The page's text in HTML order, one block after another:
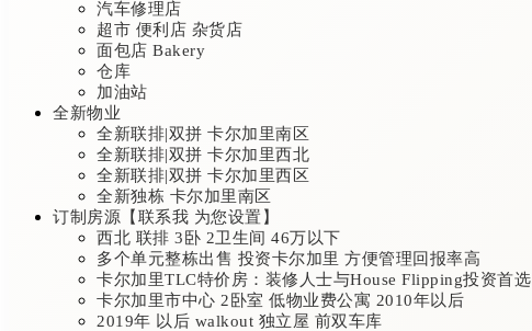
汽车修理店
超市 便利店 杂货店
面包店 Bakery
仓库
加油站
全新物业
全新联排|双拼 卡尔加里南区
全新联排|双拼 卡尔加里西北
全新联排|双拼 卡尔加里西区
全新独栋 卡尔加里南区
订制房源【联系我 为您设置】
西北 联排 3卧 2卫生间 46万以下
多个单元整栋出售 投资卡尔加里 方便管理回报率高
卡尔加里TLC特价房：装修人士与House Flipping投资首选
卡尔加里市中心 2卧室 低物业费公寓 2010年以后
2019年 以后 walkout 独立屋 前双车库